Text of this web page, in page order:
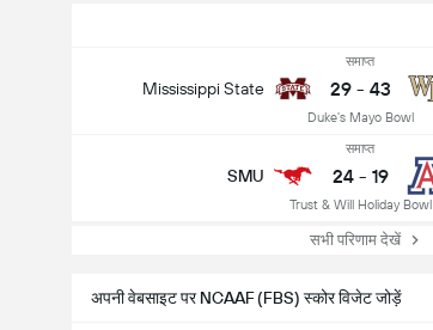
Mississippi State
समाप्त
29 - 43
Duke's Mayo Bowl
SMU
समाप्त
24 - 19
Trust & Will Holiday Bowl
सभी परिणाम देखें
अपनी वेबसाइट पर NCAAF (FBS) स्कोर विजेट जोड़ें